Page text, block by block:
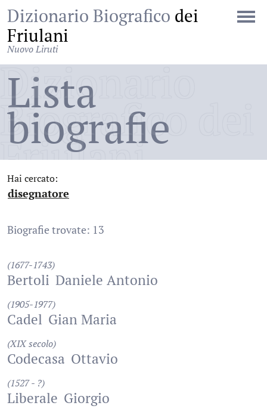
Dizionario Biografico dei
Friulani
Nuovo Liruti
Dizionario
Biografico dei
Friulani
Lista
biografie
Hai cercato:
disegnatore
Biografie trovate: 13
(1677-1743)
Bertoli Daniele Antonio
(1905-1977)
Cadel Gian Maria
(XIX secolo)
Codecasa Ottavio
(1527 - ?)
Liberale Giorgio